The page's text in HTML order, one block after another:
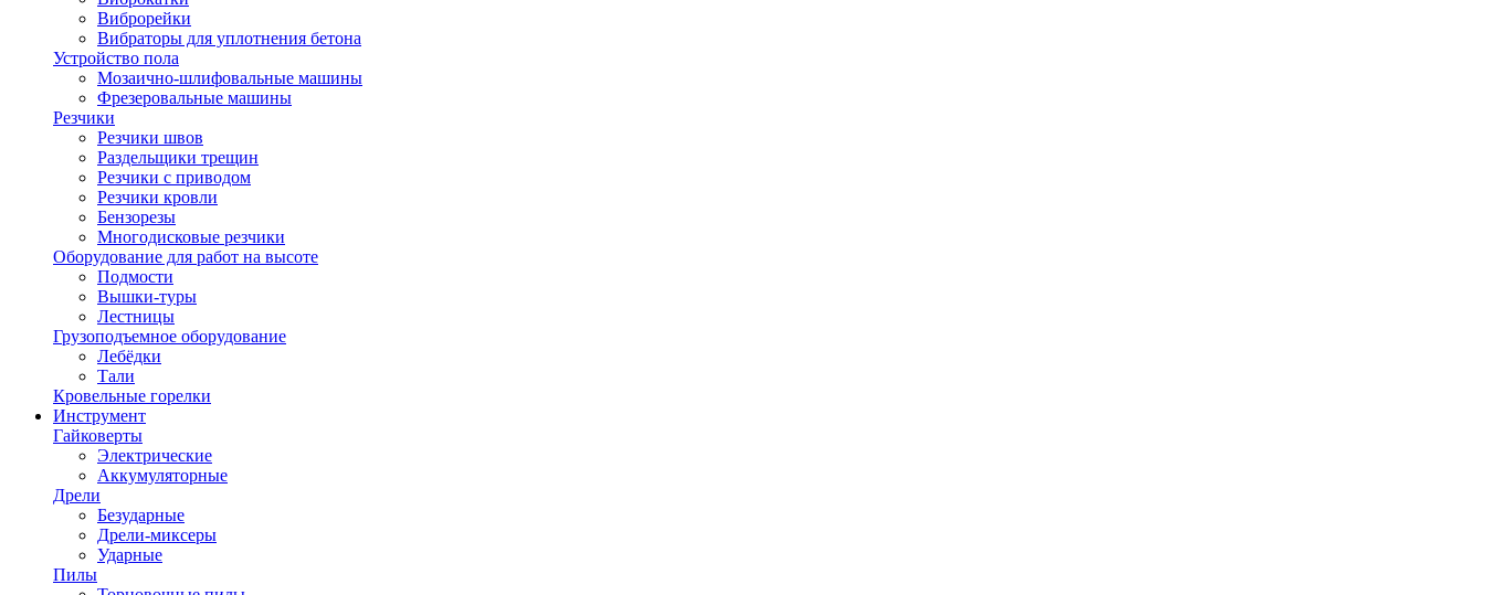
Виброрейки
Вибраторы для уплотнения бетона
Устройство пола
Мозаично-шлифовальные машины
Фрезеровальные машины
Резчики
Резчики швов
Раздельщики трещин
Резчики с приводом
Резчики кровли
Бензорезы
Многодисковые резчики
Оборудование для работ на высоте
Подмости
Вышки-туры
Лестницы
Грузоподъемное оборудование
Лебёдки
Тали
Кровельные горелки
Инструмент
Гайковерты
Электрические
Аккумуляторные
Дрели
Безударные
Дрели-миксеры
Ударные
Пилы